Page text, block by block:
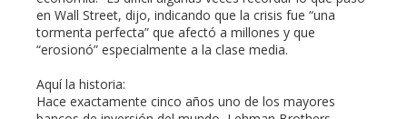
en Wall Street, dijo, indicando que la crisis fue “una
tormenta perfecta” que afectó a millones y que
“erosionó” especialmente a la clase media.
Aquí la historia:
Hace exactamente cinco años uno de los mayores